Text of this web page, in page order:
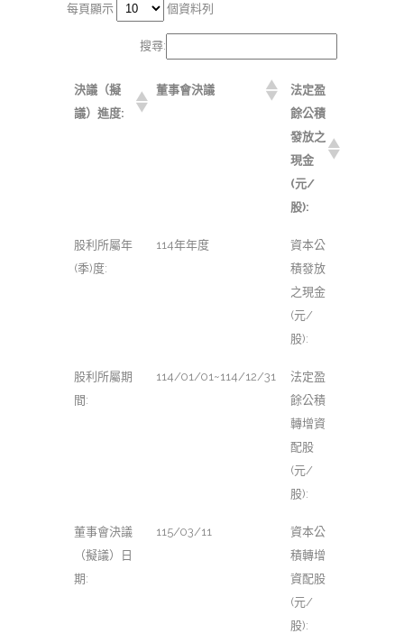
每頁顯示 個資料列
搜尋:
決議（擬
議）進度:
董事會決議
法定盈
餘公積
發放之
現金
(元/
股):
股利所屬年
(季)度:
114年年度
資本公
積發放
之現金
(元/
股):
股利所屬期
間:
114/01/01~114/12/31
法定盈
餘公積
轉增資
配股
(元/
股):
董事會決議
（擬議）日
期:
115/03/11
資本公
積轉增
資配股
(元/
股):